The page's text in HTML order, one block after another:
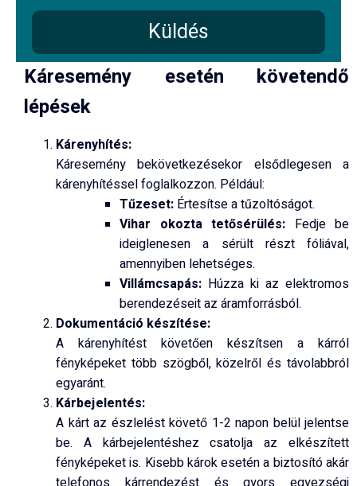
Küldés
Káresemény esetén követendő
lépések
Kárenyhítés:
Káresemény bekövetkezésekor elsődlegesen a
kárenyhítéssel foglalkozzon. Például:
Tűzeset: Értesítse a tűzoltóságot.
Vihar okozta tetősérülés: Fedje be
ideiglenesen a sérült részt fóliával,
amennyiben lehetséges.
Villámcsapás: Húzza ki az elektromos
berendezéseit az áramforrásból.
Dokumentáció készítése:
A kárenyhítést követően készítsen a kárról
fényképeket több szögből, közelről és távolabbról
egyaránt.
Kárbejelentés:
A kárt az észlelést követő 1-2 napon belül jelentse
be. A kárbejelentéshez csatolja az elkészített
fényképeket is. Kisebb károk esetén a biztosító akár